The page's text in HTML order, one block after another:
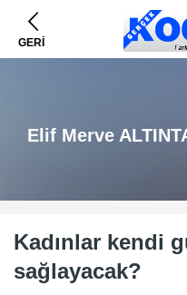
GERİ
Elif Merve
Kadınlar kendi
sağlayacak?